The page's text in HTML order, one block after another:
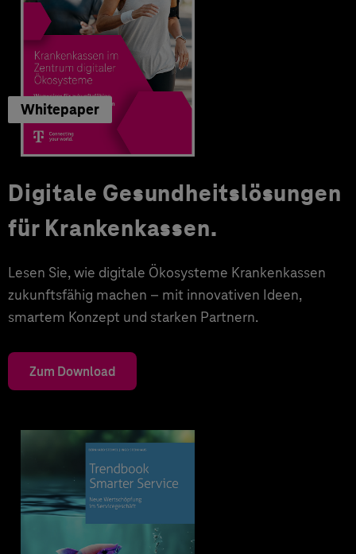
Whitepaper
Digitale Gesundheitslösungen
für Krankenkassen.
Lesen Sie, wie digitale Ökosysteme Krankenkassen
zukunftsfähig machen – mit innovativen Ideen,
smartem Konzept und starken Partnern.
Zum Download